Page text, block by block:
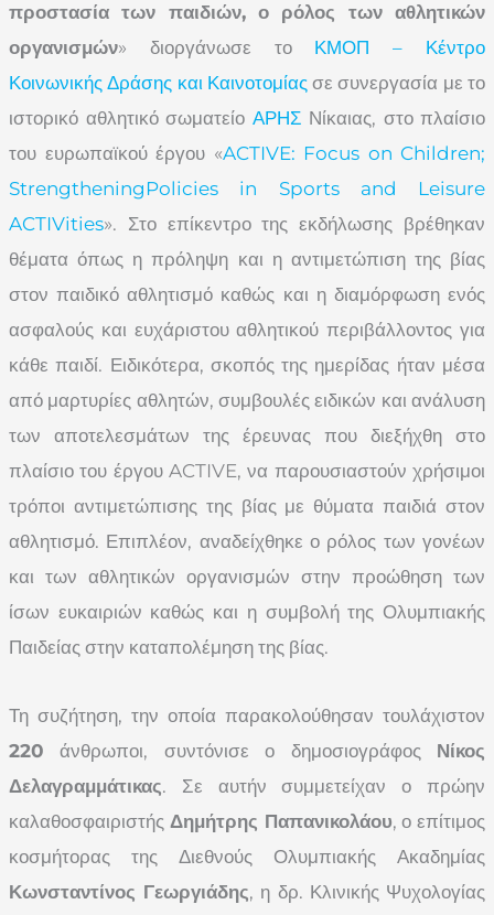
προστασία των παιδιών, ο ρόλος των αθλητικών
οργανισμών» διοργάνωσε το ΚΜΟΠ – Κέντρο
Κοινωνικής Δράσης και Καινοτομίαςσε συνεργασία με το
ιστορικό αθλητικό σωματείο ΑΡΗΣ Νίκαιας, στο πλαίσιο
του ευρωπαϊκού έργου «ACTIVE: Focus on Children;
StrengtheningPolicies in Sports and Leisure
ACTIVities». Στο επίκεντρο της εκδήλωσης βρέθηκαν
θέματα όπως η πρόληψη και η αντιμετώπιση της βίας
στον παιδικό αθλητισμό καθώς και η διαμόρφωση ενός
ασφαλούς και ευχάριστου αθλητικού περιβάλλοντος για
κάθε παιδί. Ειδικότερα, σκοπός της ημερίδας ήταν μέσα
από μαρτυρίες αθλητών, συμβουλές ειδικών και ανάλυση
των αποτελεσμάτων της έρευνας που διεξήχθη στο
πλαίσιο του έργου ACTIVE, να παρουσιαστούν χρήσιμοι
τρόποι αντιμετώπισης της βίας με θύματα παιδιά στον
αθλητισμό. Επιπλέον, αναδείχθηκε ο ρόλος των γονέων
και των αθλητικών οργανισμών στην προώθηση των
ίσων ευκαιριών καθώς και η συμβολή της Ολυμπιακής
Παιδείας στην καταπολέμηση της βίας.
Τη συζήτηση, την οποία παρακολούθησαν τουλάχιστον
220 άνθρωποι, συντόνισε ο δημοσιογράφος Νίκος
Δελαγραμμάτικας. Σε αυτήν συμμετείχαν ο πρώην
καλαθοσφαιριστής Δημήτρης Παπανικολάου, ο επίτιμος
κοσμήτορας της Διεθνούς Ολυμπιακής Ακαδημίας
Κωνσταντίνος Γεωργιάδης, η δρ. Κλινικής Ψυχολογίας